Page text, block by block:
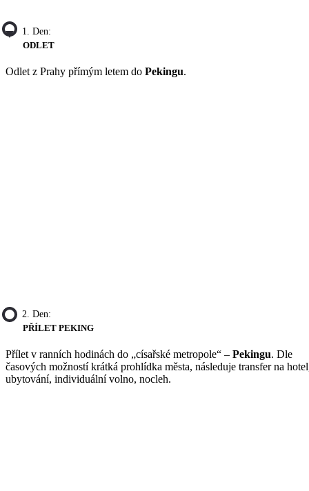
1. Den:
ODLET
Odlet z Prahy přímým letem do Pekingu.
2. Den:
PŘÍLET PEKING
Přílet v ranních hodinách do „císařské metropole“ – Pekingu. Dle
časových možností krátká prohlídka města, následuje transfer na
ubytování, individuální volno, nocleh.